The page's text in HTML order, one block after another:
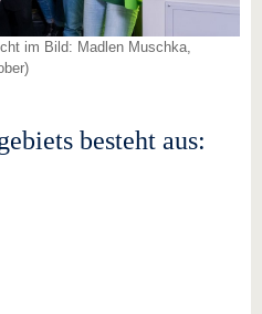
im Bild: Madlen Muschka,
besteht aus: